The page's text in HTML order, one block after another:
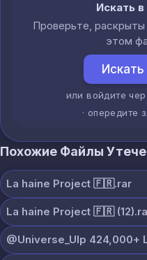
Искать
Проверьте,
этом
или войдите
· опередите
Похожие Файлы
La haine Project 🇫🇷.rar
La haine Project 🇫🇷
@Universe_Ulp 424,000+